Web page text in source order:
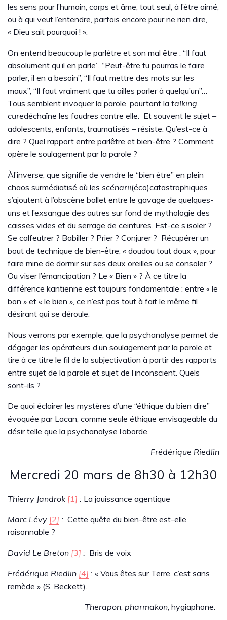
les sens pour l’humain, corps et âme, tout seul, à l’être aimé,
ou à qui veut l’entendre, parfois encore pour ne rien dire,
« Dieu sait pourquoi ! ».
On entend beaucoup le parlêtre et son mal être : “Il faut
absolument qu’il en parle”, “Peut-être tu pourras le faire
parler, il en a besoin”, “Il faut mettre des mots sur les
maux”, “Il faut vraiment que tu ailles parler à quelqu’un”…
Tous semblent invoquer la parole, pourtant la talking
curedéchaîne les foudres contre elle. Et souvent le sujet –
adolescents, enfants, traumatisés – résiste. Qu’est-ce à
dire ? Quel rapport entre parlêtre et bien-être ? Comment
opère le soulagement par la parole ?
Àl’inverse, que signifie de vendre le “bien être” en plein
chaos surmédiatisé où les scénarii(éco)catastrophiques
s’ajoutent à l’obscène ballet entre le gavage de quelques-
uns et l’exsangue des autres sur fond de mythologie des
caisses vides et du serrage de ceintures. Est-ce s’isoler ?
Se calfeutrer ? Babiller ? Prier ? Conjurer ? Récupérer un
bout de technique de bien-être, « doudou tout doux », pour
faire mine de dormir sur ses deux oreilles ou se consoler ?
Ou viser l’émancipation ? Le « Bien » ? À ce titre la
différence kantienne est toujours fondamentale : entre « le
bon » et « le bien », ce n’est pas tout à fait le même fil
désirant qui se déroule.
Nous verrons par exemple, que la psychanalyse permet de
dégager les opérateurs d’un soulagement par la parole et
tire à ce titre le fil de la subjectivation à partir des rapports
entre sujet de la parole et sujet de l’inconscient. Quels
sont-ils ?
De quoi éclairer les mystères d’une “éthique du bien dire”
évoquée par Lacan, comme seule éthique envisageable du
désir telle que la psychanalyse l’aborde.
Frédérique Riedlin
Mercredi 20 mars de 8h30 à 12h30
Thierry Jandrok [1] : La jouissance agentique
Marc Lévy [2] : Cette quête du bien-être est-elle
raisonnable ?
David Le Breton [3] : Bris de voix
Frédérique Riedlin [4] : « Vous êtes sur Terre, c’est sans
remède » (S. Beckett).
Therapon, pharmakon, hygiaphone.